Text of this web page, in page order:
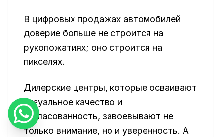
В цифровых продажах автомобилей
доверие больше не строится на
рукопожатиях; оно строится на
пикселях.
Дилерские центры, которые осваивают
визуальное качество и
согласованность, завоевывают не
только внимание, но и уверенность. А